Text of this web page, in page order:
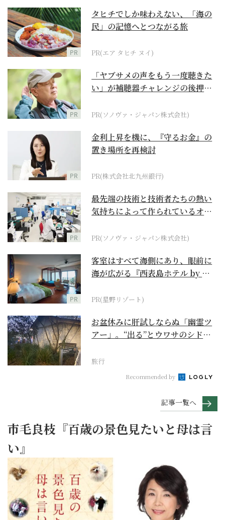
PR
タヒチでしか味わえない、「海の
民」の記憶へとつながる旅
PR(エア タヒチ ヌイ)
PR
「ヤブサメの声をもう一度聴きた
い」が補聴器チャレンジの後押し
PR(ソノヴァ・ジャパン株式会社)
PR
金利上昇を機に、『守るお金』の
置き場所を再検討
PR(株式会社北九州銀行)
PR
最先端の技術と技術者たちの熱い
気持ちによって作られているオー
PR(ソノヴァ・ジャパン株式会社)
PR
客室はすべて海側にあり、眼前に
海が広がる『西表島ホテル by 星
PR(星野リゾート)
お盆休みに肝試しならぬ「幽霊ツ
アー」。“出る”とウワサのシドニ
旅行
Recommended by
記事一覧へ
市毛良枝『百歳の景色見たいと母は言
い』